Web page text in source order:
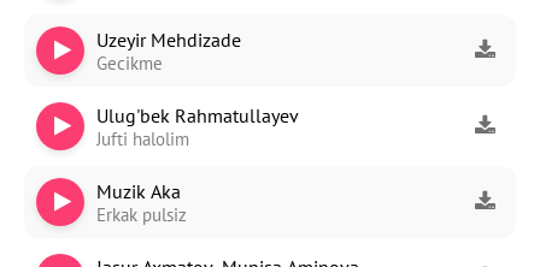
Uzeyir Mehdizade
Gecikme
Ulug'bek Rahmatullayev
Jufti halolim
Muzik Aka
Erkak pulsiz